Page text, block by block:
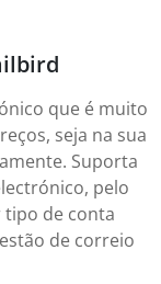
que é muito
seja na sua
Suporta
pelo
de conta
de correio